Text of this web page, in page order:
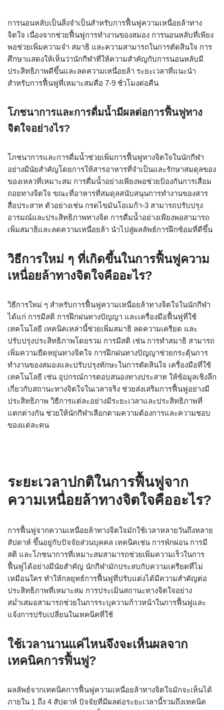
การนอนหลับเป็นสิ่งจำเป็นสำหรับการฟื้นฟูความเหนื่อยล้าทาง
จิตใจ เนื่องจากช่วยฟื้นฟูการทำงานของสมอง การนอนหลับที่เพียง
พอช่วยเพิ่มความจำ สมาธิ และความสามารถในการตัดสินใจ การ
ศึกษาแสดงให้เห็นว่านักกีฬาที่ให้ความสำคัญกับการนอนหลับมี
ประสิทธิภาพดีขึ้นและลดความเหนื่อยล้า ระยะเวลาที่แนะนำ
สำหรับการฟื้นฟูที่เหมาะสมคือ 7-9 ชั่วโมงต่อคืน
โภชนาการและการดื่มน้ำมีผลต่อการฟื้นฟูทาง
จิตใจอย่างไร?
โภชนาการและการดื่มน้ำช่วยเพิ่มการฟื้นฟูทางจิตใจในนักกีฬา
อย่างมีนัยสำคัญโดยการให้สารอาหารที่จำเป็นและรักษาสมดุลของ
ของเหลวที่เหมาะสม การดื่มน้ำอย่างเพียงพอช่วยป้องกันการเสื่อม
ถอยทางจิตใจ ขณะที่อาหารที่สมดุลสนับสนุนการทำงานของสาร
สื่อประสาท ตัวอย่างเช่น กรดไขมันโอเมก้า-3 สามารถปรับปรุง
อารมณ์และประสิทธิภาพทางจิต การดื่มน้ำอย่างเพียงพอสามารถ
เพิ่มสมาธิและลดความเหนื่อยล้า นำไปสู่ผลลัพธ์การฝึกซ้อมที่ดีขึ้น
วิธีการใหม่ ๆ ที่เกิดขึ้นในการฟื้นฟูความ
เหนื่อยล้าทางจิตใจคืออะไร?
วิธีการใหม่ ๆ สำหรับการฟื้นฟูความเหนื่อยล้าทางจิตใจในนักกีฬา
ได้แก่ การมีสติ การฝึกฝนทางปัญญา และเครื่องมือฟื้นฟูที่ใช้
เทคโนโลยี เทคนิคเหล่านี้ช่วยเพิ่มสมาธิ ลดความเครียด และ
ปรับปรุงประสิทธิภาพโดยรวม การมีสติ เช่น การทำสมาธิ สามารถ
เพิ่มความยืดหยุ่นทางจิตใจ การฝึกฝนทางปัญญาช่วยกระตุ้นการ
ทำงานของสมองและปรับปรุงทักษะในการตัดสินใจ เครื่องมือที่ใช้
เทคโนโลยี เช่น อุปกรณ์การตอบสนองทางประสาท ให้ข้อมูลเชิงลึก
เกี่ยวกับสถานะทางจิตใจในเวลาจริง ช่วยส่งเสริมการฟื้นฟูอย่างมี
ประสิทธิภาพ วิธีการแต่ละอย่างมีระยะเวลาและประสิทธิภาพที่
แตกต่างกัน ช่วยให้นักกีฬาเลือกตามความต้องการและความชอบ
ของแต่ละคน
ระยะเวลาปกติในการฟื้นฟูจาก
ความเหนื่อยล้าทางจิตใจคืออะไร?
การฟื้นฟูจากความเหนื่อยล้าทางจิตใจมักใช้เวลาหลายวันถึงหลาย
สัปดาห์ ขึ้นอยู่กับปัจจัยส่วนบุคคล เทคนิคเช่น การพักผ่อน การมี
สติ และโภชนาการที่เหมาะสมสามารถช่วยเพิ่มความเร็วในการ
ฟื้นฟูได้อย่างมีนัยสำคัญ นักกีฬามักประสบกับความเครียดที่ไม่
เหมือนใคร ทำให้กลยุทธ์การฟื้นฟูที่ปรับแต่งได้มีความสำคัญต่อ
ประสิทธิภาพที่เหมาะสม การประเมินสถานะทางจิตใจอย่าง
สม่ำเสมอสามารถช่วยในการระบุความก้าวหน้าในการฟื้นฟูและ
แจ้งการปรับเปลี่ยนในเทคนิคที่ใช้
ใช้เวลานานแค่ไหนจึงจะเห็นผลจาก
เทคนิคการฟื้นฟู?
ผลลัพธ์จากเทคนิคการฟื้นฟูความเหนื่อยล้าทางจิตใจมักจะเห็นได้
ภายใน 1 ถึง 4 สัปดาห์ ปัจจัยที่มีผลต่อระยะเวลานี้รวมถึงเทคนิค